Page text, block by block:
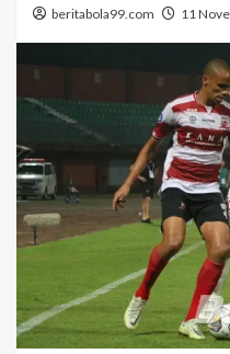
beritabola99.com 11